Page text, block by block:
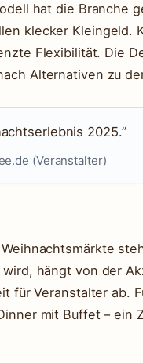
hat die Branche
klecker Kleingeld.
Flexibilität. Die
Alternativen zu
2025.”
(Veranstalter)
hängt von der
für Veranstalter ab.
mit Buffet – ein